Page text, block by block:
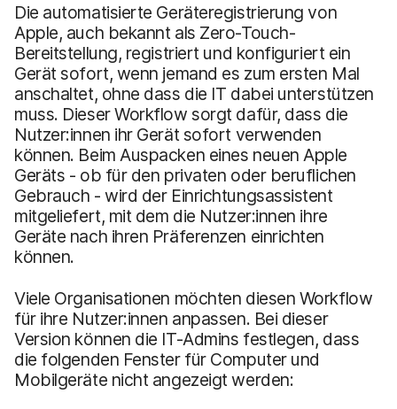
Die automatisierte Geräteregistrierung von
Apple, auch bekannt als Zero-Touch-
Bereitstellung, registriert und konfiguriert ein
Gerät sofort, wenn jemand es zum ersten Mal
anschaltet, ohne dass die IT dabei unterstützen
muss. Dieser Workflow sorgt dafür, dass die
Nutzer:innen ihr Gerät sofort verwenden
können. Beim Auspacken eines neuen Apple
Geräts - ob für den privaten oder beruflichen
Gebrauch - wird der Einrichtungsassistent
mitgeliefert, mit dem die Nutzer:innen ihre
Geräte nach ihren Präferenzen einrichten
können.
Viele Organisationen möchten diesen Workflow
für ihre Nutzer:innen anpassen. Bei dieser
Version können die IT-Admins festlegen, dass
die folgenden Fenster für Computer und
Mobilgeräte nicht angezeigt werden: